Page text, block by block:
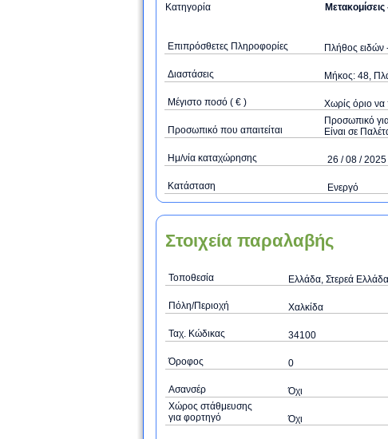
Κατηγορία
Επιπρόσθετες Πληροφορίες Πλήθος ειδών
Διαστάσεις Μήκος: 48,
Μέγιστο ποσό ( € ) Xωρίς όριο
Προσωπικό που απαιτείται
Προσωπικό
Είναι σε
Ημ/νία καταχώρησης 26 / 08 /
Κατάσταση Ενεργό
Στοιχεία παραλαβής
Τοποθεσία Ελλάδα, Στερεά
Πόλη/Περιοχή Χαλκίδα
Ταχ. Κώδικας 34100
Όροφος 0
Ασανσέρ
Όχι
Χώρος στάθμευσης
για φορτηγό
Όχι